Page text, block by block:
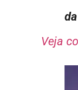
Veja